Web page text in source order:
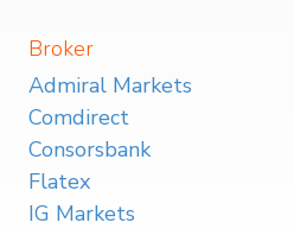
Broker
Admiral Markets
Comdirect
Consorsbank
Flatex
IG Markets